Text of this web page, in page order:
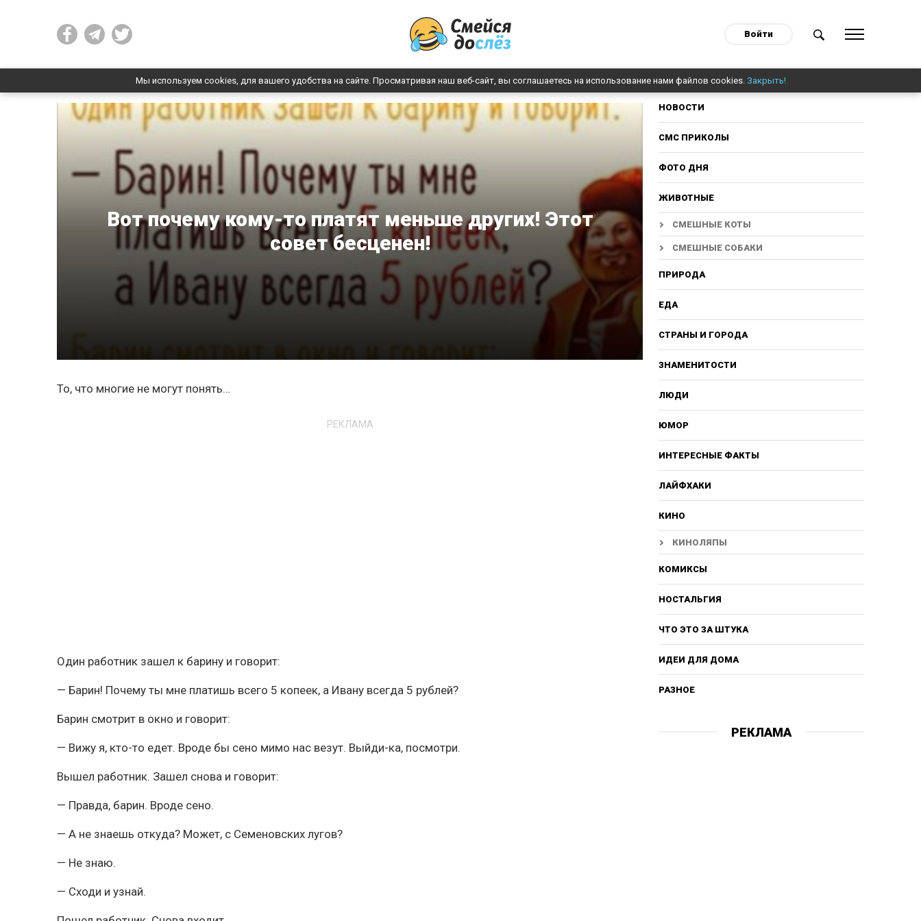
Войти
Мы используем cookies, для вашего удобства на сайте. Просматривая наш веб-сайт, вы соглашаетесь на использование нами файлов cookies. Закрыть!
Вот почему кому-то платят меньше других! Этот
совет бесценен!
То, что многие не могут понять…
РЕКЛАМА
Один работник зашел к барину и говорит:
— Барин! Почему ты мне платишь всего 5 копеек, а Ивану всегда 5 рублей?
Барин смотрит в окно и говорит:
— Вижу я, кто-то едет. Вроде бы сено мимо нас везут. Выйди-ка, посмотри.
Вышел работник. Зашел снова и говорит:
— Правда, барин. Вроде сено.
— А не знаешь откуда? Может, с Семеновских лугов?
— Не знаю.
— Сходи и узнай.
НОВОСТИ
СМС ПРИКОЛЫ
ФОТО ДНЯ
ЖИВОТНЫЕ
СМЕШНЫЕ КОТЫ
СМЕШНЫЕ СОБАКИ
ПРИРОДА
ЕДА
СТРАНЫ И ГОРОДА
ЗНАМЕНИТОСТИ
ЛЮДИ
ЮМОР
ИНТЕРЕСНЫЕ ФАКТЫ
ЛАЙФХАКИ
КИНО
КИНОЛЯПЫ
КОМИКСЫ
НОСТАЛЬГИЯ
ЧТО ЭТО ЗА ШТУКА
ИДЕИ ДЛЯ ДОМА
РАЗНОЕ
РЕКЛАМА